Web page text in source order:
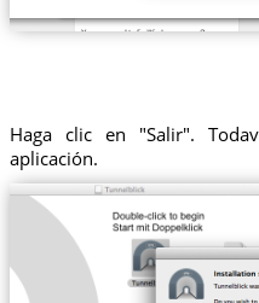
Haga clic en "Salir".
aplicación.